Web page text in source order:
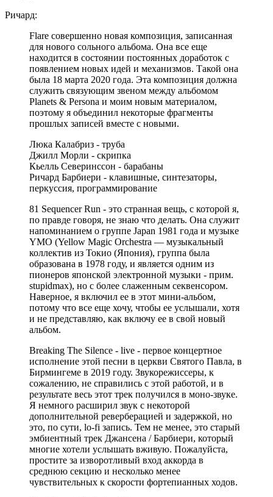
Ричард:
Flare совершенно новая композиция, записанная
для нового сольного альбома. Она все еще
находится в состоянии постоянных доработок с
появлением новых идей и механизмов. Такой она
была 18 марта 2020 года. Эта композиция должна
служить связующим звеном между альбомом
Planets & Persona и моим новым материалом,
поэтому я объединил некоторые фрагменты
прошлых записей вместе с новыми.
Люка Калабриз - труба
Джилл Морли - скрипка
Кьелль Северинссон - барабаны
Ричард Барбиери - клавишные, синтезаторы,
перкуссия, программирование
81 Sequencer Run - это странная вещь, с которой я,
по правде говоря, не знаю что делать. Она служит
напоминанием о группе Japan 1981 года и музыке
YMO (Yellow Magic Orchestra — музыкальный
коллектив из Токио (Япония), группа была
образована в 1978 году, и является одним из
пионеров японской электронной музыки - прим.
stupidmax), но с более слаженным секвенсором.
Наверное, я включил ее в этот мини-альбом,
потому что все еще хочу, чтобы ее услышали, хотя
и не представляю, как включу ее в свой новый
альбом.
Breaking The Silence - live - первое концертное
исполнение этой песни в церкви Святого Павла, в
Бирмингеме в 2019 году. Звукорежиссеры, к
сожалению, не справились с этой работой, и в
результате весь этот трек получился в моно-звуке.
Я немного расширил звук с некоторой
дополнительной реверберацией и задержкой, но
это, по сути, lo-fi запись. Тем не менее, это старый
эмбиентный трек Джансена / Барбиери, который
многие хотели услышать вживую. Пожалуйста,
простите за изворотливый вход аккорда в
среднюю секцию и несколько менее
чувствительных к скорости фортепианных ходов.